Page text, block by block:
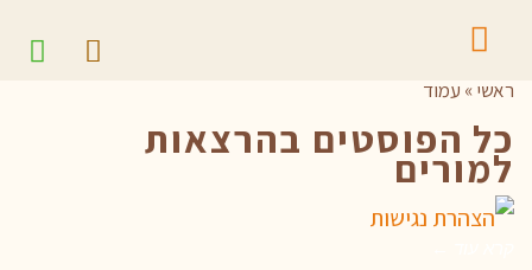
ראשי» עמוד
כל הפוסטים בהרצאות
למורים